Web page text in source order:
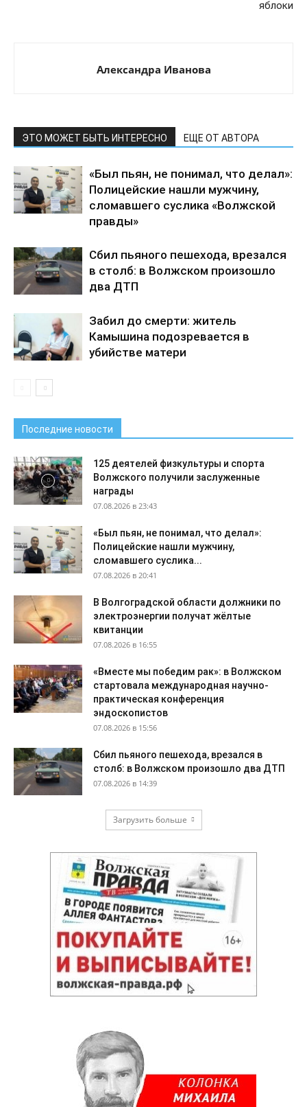
яблоки
Александра Иванова
ЭТО МОЖЕТ БЫТЬ ИНТЕРЕСНО ЕЩЕ ОТ АВТОРА
«Был пьян, не понимал, что делал»:
Полицейские нашли мужчину,
сломавшего суслика «Волжской
правды»
Сбил пьяного пешехода, врезался
в столб: в Волжском произошло
два ДТП
Забил до смерти: житель
Камышина подозревается в
убийстве матери
Последние новости
125 деятелей физкультуры и спорта
Волжского получили заслуженные
награды
07.08.2026 в 23:43
«Был пьян, не понимал, что делал»:
Полицейские нашли мужчину,
сломавшего суслика...
07.08.2026 в 20:41
В Волгоградской области должники по
электроэнергии получат жёлтые
квитанции
07.08.2026 в 16:55
«Вместе мы победим рак»: в Волжском
стартовала международная научно-
практическая конференция
эндоскопистов
07.08.2026 в 15:56
Сбил пьяного пешехода, врезался в
столб: в Волжском произошло два ДТП
07.08.2026 в 14:39
Загрузить больше